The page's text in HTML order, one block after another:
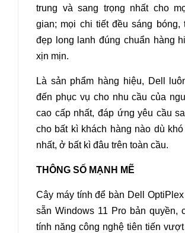
trung và sang trọng nhất cho
gian; mọi chi tiết đều sáng bóng,
đẹp long lanh đúng chuẩn hàng
xịn mịn.
Là sản phẩm hàng hiệu, Dell
đến phục vụ cho nhu cầu của
cao cấp nhất, đáp ứng yêu cầu
cho bất kì khách hàng nào dù
nhất, ở bất kì đâu trên toàn cầu.
THÔNG SỐ MẠNH MẼ
Cây máy tính để bàn Dell
sẵn Windows 11 Pro bản quyền,
tính năng công nghệ tiên tiến vượt